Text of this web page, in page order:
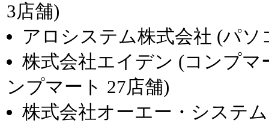
3店舗)
アロシステム株式会社 (パソ
株式会社エイデン (コンプ
ンプマート 27店舗)
株式会社オーエー・システ